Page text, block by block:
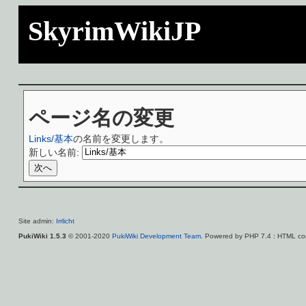
SkyrimWikiJP
ページ名の変更
Links/基本の名前を変更します。
新しい名前:
Site admin: Irrlicht
PukiWiki 1.5.3 © 2001-2020 PukiWiki Development Team. Powered by PHP 7.4 : HTML